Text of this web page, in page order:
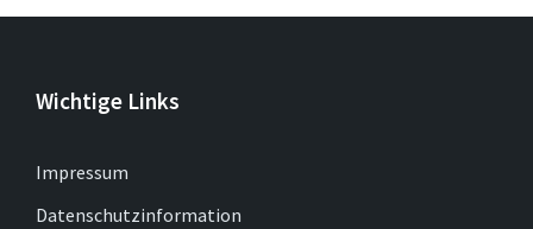
Wichtige Links
Impressum
Datenschutzinformation